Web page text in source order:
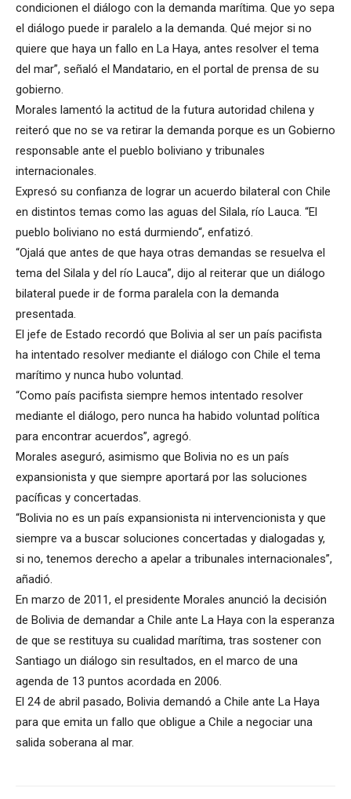
condicionen el diálogo con la demanda marítima. Que yo sepa
el diálogo puede ir paralelo a la demanda. Qué mejor si no
quiere que haya un fallo en La Haya, antes resolver el tema
del mar”, señaló el Mandatario, en el portal de prensa de su
gobierno.
Morales lamentó la actitud de la futura autoridad chilena y
reiteró que no se va retirar la demanda porque es un Gobierno
responsable ante el pueblo boliviano y tribunales
internacionales.
Expresó su confianza de lograr un acuerdo bilateral con Chile
en distintos temas como las aguas del Silala, río Lauca. “El
pueblo boliviano no está durmiendo“, enfatizó.
“Ojalá que antes de que haya otras demandas se resuelva el
tema del Silala y del río Lauca”, dijo al reiterar que un diálogo
bilateral puede ir de forma paralela con la demanda
presentada.
El jefe de Estado recordó que Bolivia al ser un país pacifista
ha intentado resolver mediante el diálogo con Chile el tema
marítimo y nunca hubo voluntad.
“Como país pacifista siempre hemos intentado resolver
mediante el diálogo, pero nunca ha habido voluntad política
para encontrar acuerdos”, agregó.
Morales aseguró, asimismo que Bolivia no es un país
expansionista y que siempre aportará por las soluciones
pacíficas y concertadas.
“Bolivia no es un país expansionista ni intervencionista y que
siempre va a buscar soluciones concertadas y dialogadas y,
si no, tenemos derecho a apelar a tribunales internacionales”,
añadió.
En marzo de 2011, el presidente Morales anunció la decisión
de Bolivia de demandar a Chile ante La Haya con la esperanza
de que se restituya su cualidad marítima, tras sostener con
Santiago un diálogo sin resultados, en el marco de una
agenda de 13 puntos acordada en 2006.
El 24 de abril pasado, Bolivia demandó a Chile ante La Haya
para que emita un fallo que obligue a Chile a negociar una
salida soberana al mar.